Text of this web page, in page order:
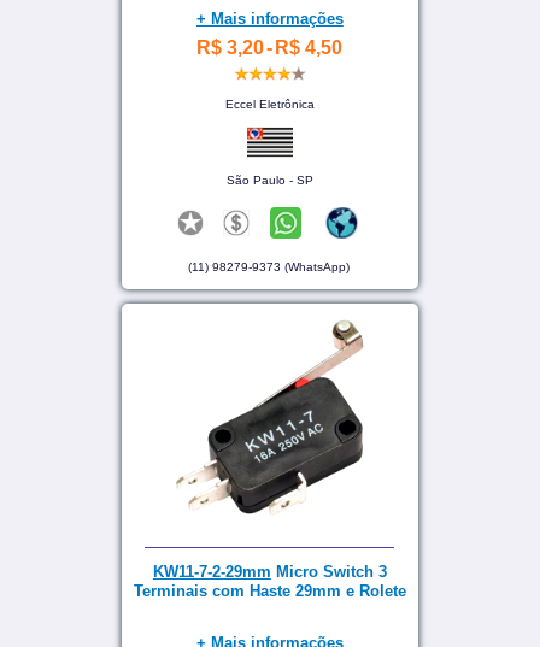
+ Mais informações
R$ 3,20- R$ 4,50
Eccel Eletrônica
São Paulo - SP
(11) 98279-9373 (WhatsApp)
KW11-7-2-29mm Micro Switch 3
Terminais com Haste 29mm e Rolete
+ Mais informações